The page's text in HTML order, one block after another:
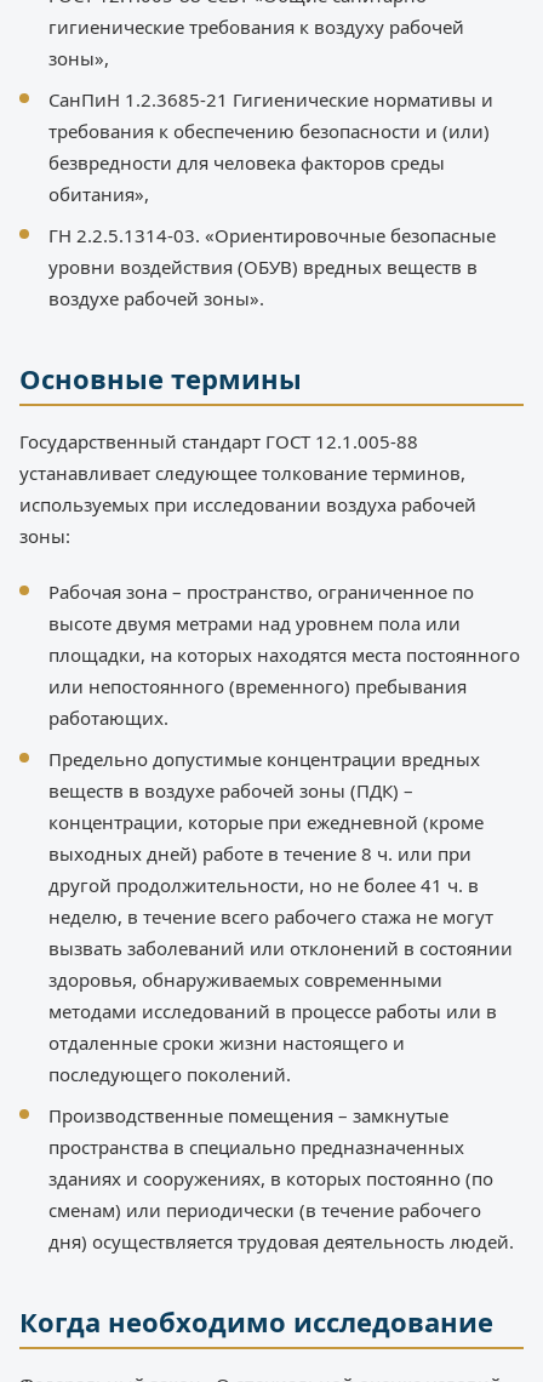
гигиенические требования к воздуху рабочей
зоны»,
СанПиН 1.2.3685-21 Гигиенические нормативы и
требования к обеспечению безопасности и (или)
безвредности для человека факторов среды
обитания»,
ГН 2.2.5.1314-03. «Ориентировочные безопасные
уровни воздействия (ОБУВ) вредных веществ в
воздухе рабочей зоны».
Основные термины
Государственный стандарт ГОСТ 12.1.005-88
устанавливает следующее толкование терминов,
используемых при исследовании воздуха рабочей
зоны:
Рабочая зона – пространство, ограниченное по
высоте двумя метрами над уровнем пола или
площадки, на которых находятся места постоянного
или непостоянного (временного) пребывания
работающих.
Предельно допустимые концентрации вредных
веществ в воздухе рабочей зоны (ПДК) –
концентрации, которые при ежедневной (кроме
выходных дней) работе в течение 8 ч. или при
другой продолжительности, но не более 41 ч. в
неделю, в течение всего рабочего стажа не могут
вызвать заболеваний или отклонений в состоянии
здоровья, обнаруживаемых современными
методами исследований в процессе работы или в
отдаленные сроки жизни настоящего и
последующего поколений.
Производственные помещения – замкнутые
пространства в специально предназначенных
зданиях и сооружениях, в которых постоянно (по
сменам) или периодически (в течение рабочего
дня) осуществляется трудовая деятельность людей.
Когда необходимо исследование